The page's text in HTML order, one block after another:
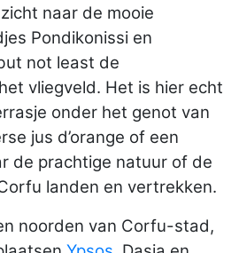
naar de mooie
Pondikonissi en
not least de
vliegveld. Het is hier echt
onder het genot van
jus d’orange of een
de prachtige natuur of de
landen en vertrekken.
noorden van Corfu-stad,